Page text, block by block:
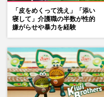
「皮をめくって洗え」「添い
寝して」介護職の半数が性的
嫌がらせや暴力を経験